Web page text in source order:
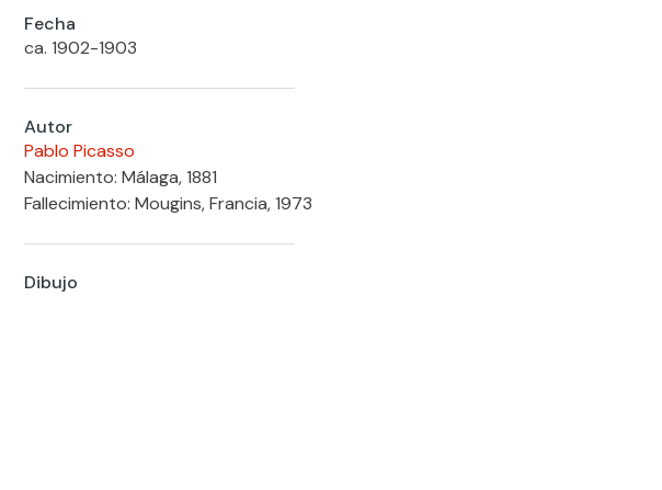
Fecha
ca. 1902-1903
Autor
Pablo Picasso
Nacimiento: Málaga, 1881
Fallecimiento: Mougins, Francia, 1973
Dibujo